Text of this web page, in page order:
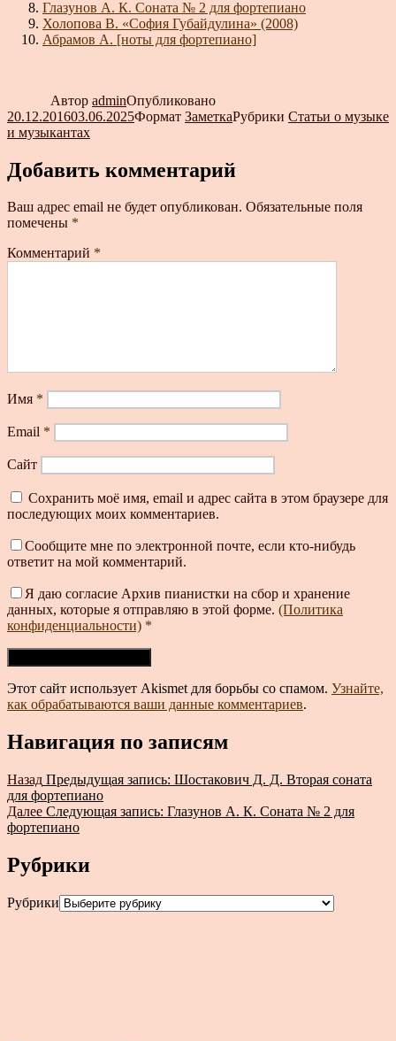
Глазунов А. К. Соната № 2 для фортепиано
Холопова В. «София Губайдулина» (2008)
Абрамов А. [ноты для фортепиано]
Автор adminОпубликовано
20.12.201603.06.2025Формат ЗаметкаРубрики Статьи о музыке
и музыкантах
Добавить комментарий
Ваш адрес email не будет опубликован. Обязательные поля
помечены *
Комментарий *
Имя *
Email *
Сайт
Сохранить моё имя, email и адрес сайта в этом браузере для
последующих моих комментариев.
Сообщите мне по электронной почте, если кто-нибудь
ответит на мой комментарий.
Я даю согласие Архив пианистки на сбор и хранение
данных, которые я отправляю в этой форме. (Политика
конфиденциальности) *
Этот сайт использует Akismet для борьбы со спамом. Узнайте,
как обрабатываются ваши данные комментариев.
Навигация по записям
Назад Предыдущая запись: Шостакович Д. Д. Вторая соната
для фортепиано
Далее Следующая запись: Глазунов А. К. Соната № 2 для
фортепиано
Рубрики
Рубрики